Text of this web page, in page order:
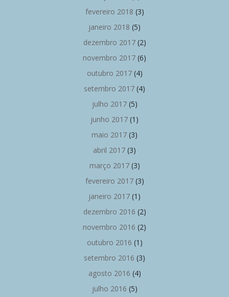
fevereiro 2018 (3)
janeiro 2018 (5)
dezembro 2017(2)
novembro 2017 (6)
outubro 2017(4)
setembro 2017 (4)
julho 2017(5)
junho 2017 (1)
maio 2017 (3)
abril 2017 (3)
março 2017(3)
fevereiro 2017(3)
janeiro 2017 (1)
dezembro 2016 (2)
novembro 2016 (2)
outubro 2016 (1)
setembro 2016 (3)
agosto 2016 (4)
julho 2016 (5)